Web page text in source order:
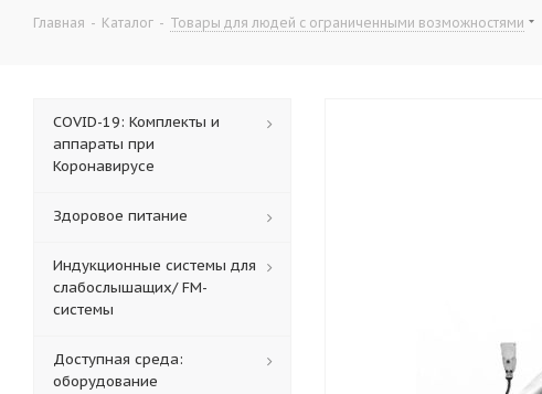
Главная - Каталог - Товары для людей с ограниченными возможностями
COVID-19: Комплекты и
аппараты при
Коронавирусе
Здоровое питание
Индукционные системы для
слабослышащих/ FM-
системы
Доступная среда:
оборудование